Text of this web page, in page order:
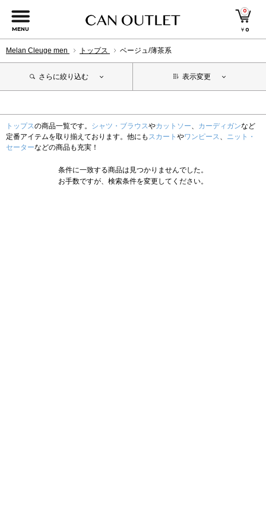
MENU
0
￥0
Melan Cleuge men トップス ベージュ/薄茶系
さらに絞り込む 表示変更
トップスの商品一覧です。 シャツ・ブラウスやカットソー、 カーディガンなど
定番アイテムを取り揃えております。他にも スカート やワンピース、 ニット・
セーターなどの商品も充実！
条件に一致する商品は見つかりませんでした。
お手数ですが、検索条件を変更してください。